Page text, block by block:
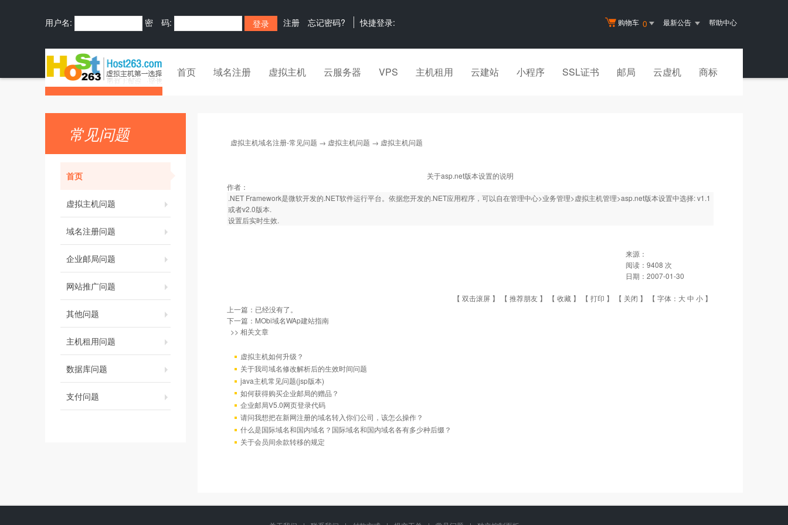
购物车 0 最新公告 帮助中心
用户名: 密 码: 注册 忘记密码? 快捷登录:
首页 域名注册 虚拟主机 云服务器 VPS 主机租用 云建站 小程序 SSL证书 邮局 云虚机 商标
常见问题
首页
虚拟主机问题
域名注册问题
企业邮局问题
网站推广问题
其他问题
主机租用问题
数据库问题
支付问题
虚拟主机域名注册-常见问题 → 虚拟主机问题 → 虚拟主机问题
关于asp.net版本设置的说明
作者：
.NET Framework是微软开发的.NET软件运行平台。依据您开发的.NET应用程序，可以自在管理中心>业务管理>虚拟主机管理>asp.net版本设置中选择: v1.1
或者v2.0版本.
设置后实时生效.
来源：
阅读： 9408 次
日期： 2007-01-30
【 双击滚屏 】 【 推荐朋友 】 【 收藏 】 【 打印 】 【 关闭 】 【 字体： 大中 小 】
上一篇：已经没有了。
下一篇： MObi域名WAp建站指南
>> 相关文章
虚拟主机如何升级？
关于我司域名修改解析后的生效时间问题
java主机常见问题(jsp版本)
如何获得购买企业邮局的赠品？
企业邮局V5.0网页登录代码
请问我想把在新网注册的域名转入你们公司，该怎么操作？
什么是国际域名和国内域名？国际域名和国内域名各有多少种后缀？
关于会员间余款转移的规定